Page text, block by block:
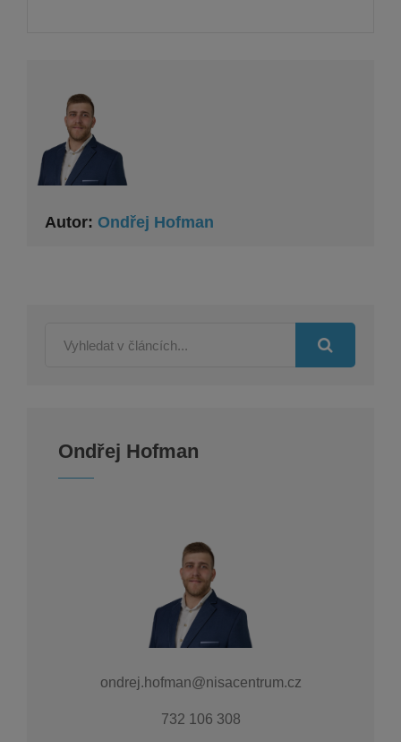
Autor: Ondřej Hofman
Ondřej Hofman
ondrej.hofman@nisacentrum.cz
732 106 308